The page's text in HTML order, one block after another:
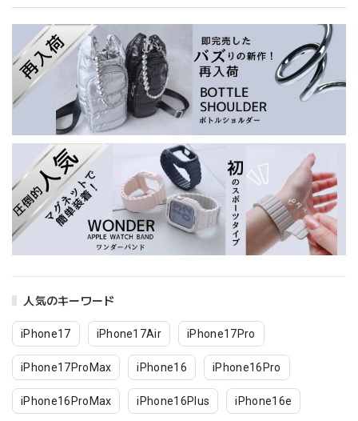
人気のキーワード
iPhone17 iPhone17Air iPhone17Pro
iPhone17ProMax iPhone16 iPhone16Pro
iPhone16ProMax iPhone16Plus iPhone16e